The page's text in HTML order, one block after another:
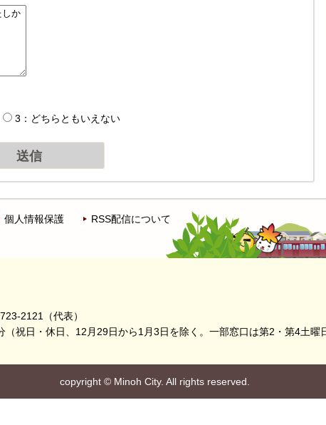
3：どちらともいえない
個人情報保護
RSS配信について
2121（代表）
（祝日・休日、12月29日から1月3日を除く。 一部窓口は第2・第4土曜
copyright ©Minoh City. All rights reserved.